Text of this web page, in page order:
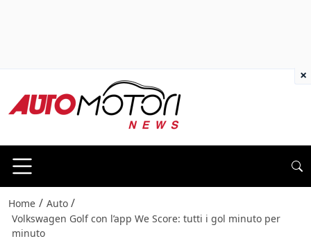
Home / Auto /
Volkswagen Golf con l’app We Score: tutti i gol minuto per
minuto
×